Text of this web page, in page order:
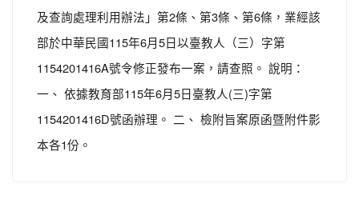
及查詢處理利用辦法」第2條、第3條、第6條，業經該
部於中華民國115年6月5日以臺教人（三）字第
1154201416A號令修正發布一案，請查照。 說明：
一、 依據教育部115年6月5日臺教人(三)字第
1154201416D號函辦理。 二、 檢附旨案原函暨附件影
本各1份。